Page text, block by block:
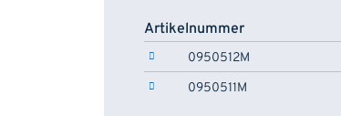
Artikelnummer
0950512M
0950511M